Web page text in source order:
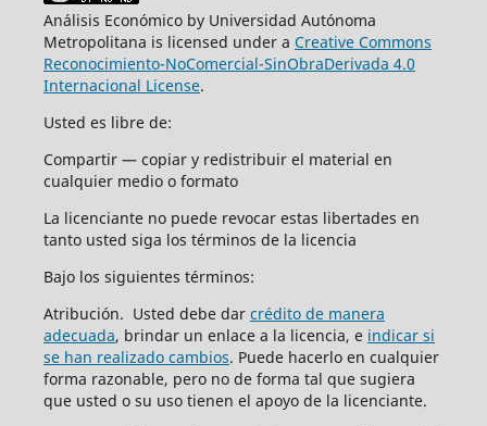
Análisis Económico by Universidad Autónoma
Metropolitana is licensed under a Creative Commons
Reconocimiento-NoComercial-SinObraDerivada 4.0
Internacional License.
Usted es libre de:
Compartir — copiar y redistribuir el material en
cualquier medio o formato
La licenciante no puede revocar estas libertades en
tanto usted siga los términos de la licencia
Bajo los siguientes términos:
Atribución. Usted debe dar crédito de manera
adecuada, brindar un enlace a la licencia, e indicar si
se han realizado cambios. Puede hacerlo en cualquier
forma razonable, pero no de forma tal que sugiera
que usted o su uso tienen el apoyo de la licenciante.